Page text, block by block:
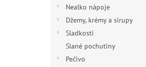
Nealko nápoje
Džemy, krémy a sirupy
Sladkosti
Slané pochutiny
Pečivo